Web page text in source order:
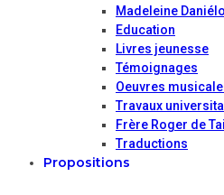
Madeleine
Education
Livres jeunesse
Témoignages
Oeuvres
Travaux
Frère Roger de
Traductions
Propositions